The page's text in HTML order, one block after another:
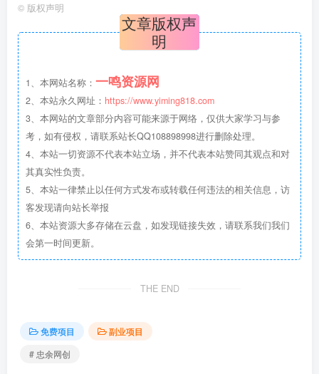
© 版权声明
文章版权声
明
1、本网站名称： 一鸣资源网
2、本站永久网址： https://www.yiming818.com
3、本网站的文章部分内容可能来源于网络，仅供大家学习与参
考，如有侵权，请联系站长QQ108898998进行删除处理。
4、本站一切资源不代表本站立场，并不代表本站赞同其观点和对
其真实性负责。
5、本站一律禁止以任何方式发布或转载任何违法的相关信息，访
客发现请向站长举报
6、本站资源大多存储在云盘，如发现链接失效，请联系我们我们
会第一时间更新。
THE END
免费项目
副业项目
# 忠余网创